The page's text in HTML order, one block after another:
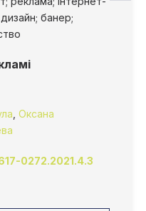
банер;
Оксана
0272.2021.4.3